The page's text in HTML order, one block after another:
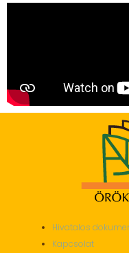
Hivatalos
Kapcsolat